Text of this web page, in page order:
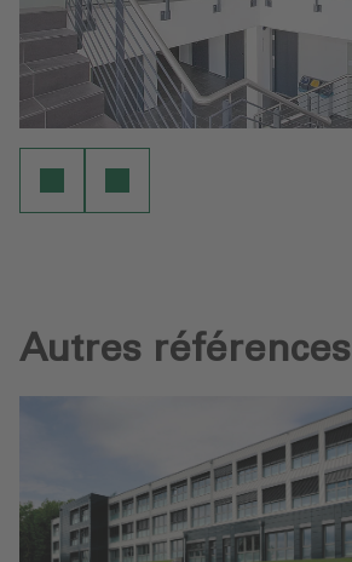
Autres références